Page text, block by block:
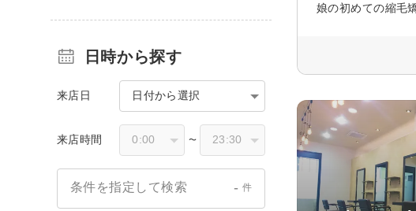
娘の初めての縮毛
日時から探す
来店日 日付から選択
来店時間 〜
条件を指定して検索 - 件